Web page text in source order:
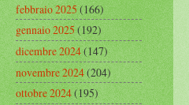
febbraio 2025(166)
gennaio 2025(192)
dicembre 2024(147)
novembre 2024(204)
ottobre 2024(195)